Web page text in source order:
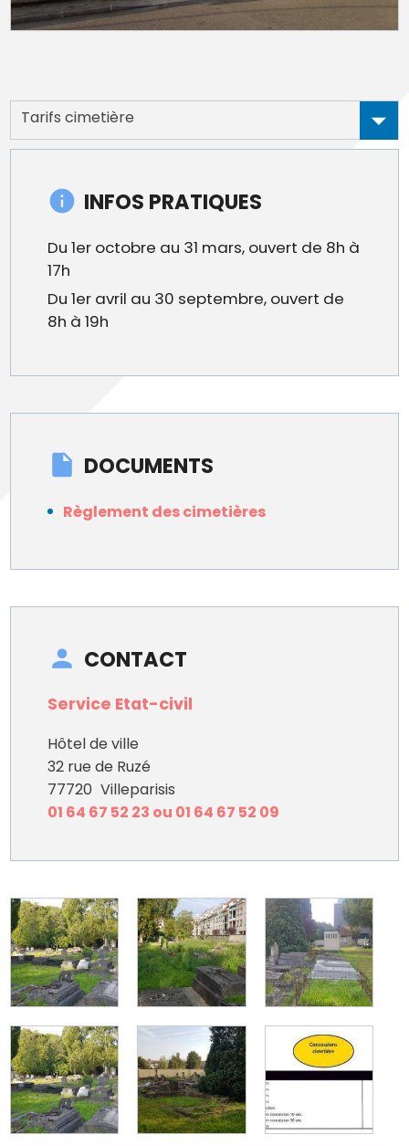
Tarifs cimetière
INFOS PRATIQUES
Du 1er octobre au 31 mars, ouvert de 8h à
17h
Du 1er avril au 30 septembre, ouvert de
8h à 19h
DOCUMENTS
Règlement des cimetières
CONTACT
Service Etat-civil
Hôtel de ville
32 rue de Ruzé
77720 Villeparisis
01 64 67 52 23 ou 01 64 67 52 09